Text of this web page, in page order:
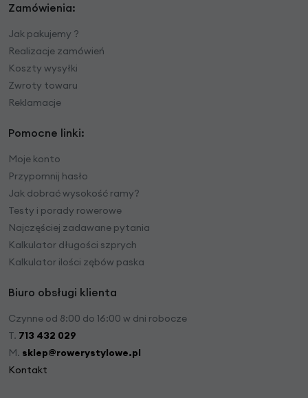
Zamówienia:
Jak pakujemy ?
Realizacje zamówień
Koszty wysyłki
Zwroty towaru
Reklamacje
Pomocne linki:
Moje konto
Przypomnij hasło
Jak dobrać wysokość ramy?
Testy i porady rowerowe
Najczęściej zadawane pytania
Kalkulator długości szprych
Kalkulator ilości zębów paska
Biuro obsługi klienta
Czynne od 8:00 do 16:00 w dni robocze
T. 713 432 029
M. sklep@rowerystylowe.pl
Kontakt